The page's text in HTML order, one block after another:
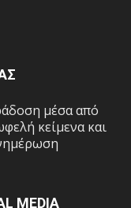
μέσα από
κείμενα και
MEDIA